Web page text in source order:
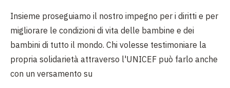
Insieme proseguiamo il nostro impegno per i diritti e per
migliorare le condizioni di vita delle bambine e dei
bambini di tutto il mondo. Chi volesse testimoniare la
propria solidarietà attraverso l'UNICEF può farlo anche
con un versamento su